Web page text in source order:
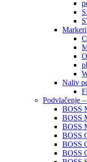
Markeri
Naliv
Podvlačenje
BOSS
BOSS
BOSS
BOSS
BOSS
BOSS